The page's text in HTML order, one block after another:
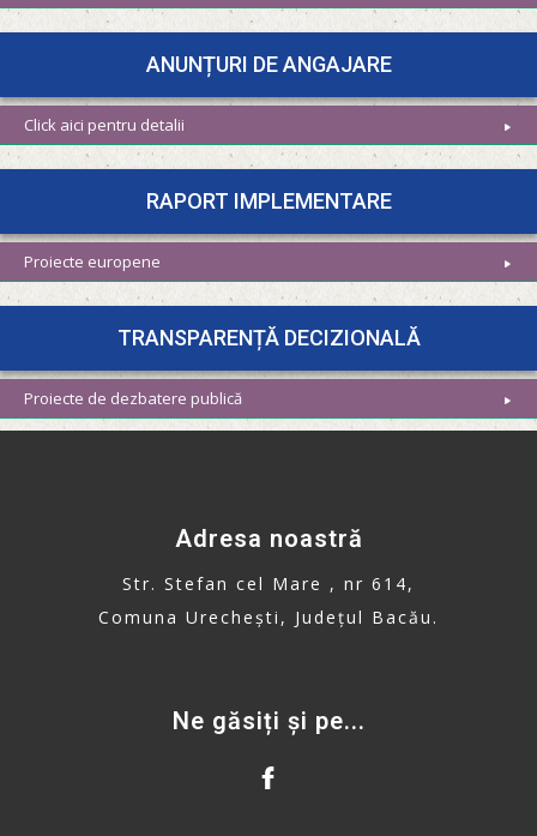
ANUNȚURI DE ANGAJARE
Click aici pentru detalii
RAPORT IMPLEMENTARE
Proiecte europene
TRANSPARENȚĂ DECIZIONALĂ
Proiecte de dezbatere publică
Adresa noastră
Str. Stefan cel Mare , nr 614,
Comuna Urechești, Județul Bacău.
Ne găsiți și pe...